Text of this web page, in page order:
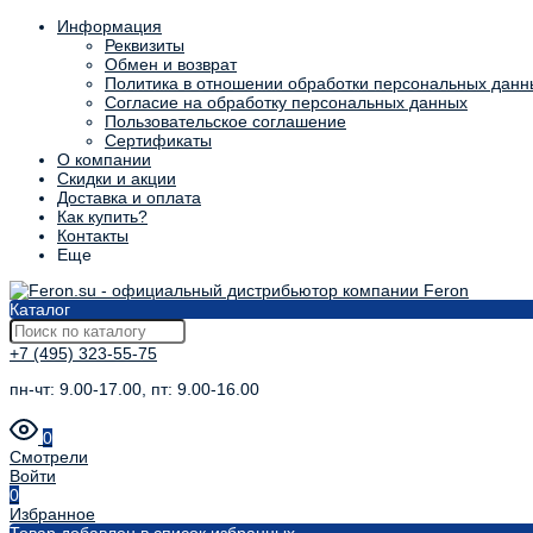
Информация
Реквизиты
Обмен и возврат
Политика в отношении обработки персональных
Согласие на обработку персональных данных
Пользовательское соглашение
Сертификаты
О компании
Скидки и акции
Доставка и оплата
Как купить?
Контакты
Еще
Каталог
+7 (495) 323-55-75
пн-чт: 9.00-17.00, пт: 9.00-16.00
0
Смотрели
Войти
0
Избранное